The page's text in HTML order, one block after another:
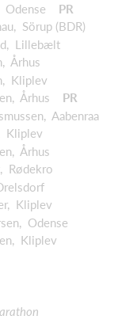
Odense PR
Sörup (BDR)
Lillebælt
Århus
Kliplev
Århus PR
Aabenraa
Kliplev
Århus
Rødekro
Kliplev
Odense
Kliplev